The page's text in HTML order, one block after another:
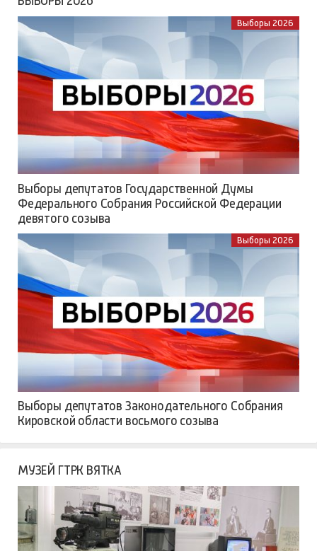
Выборы 2026
Выборы депутатов Государственной Думы
Федерального Собрания Российской Федерации
девятого созыва
Выборы 2026
Выборы депутатов Законодательного Собрания
Кировской области восьмого созыва
МУЗЕЙ ГТРК ВЯТКА